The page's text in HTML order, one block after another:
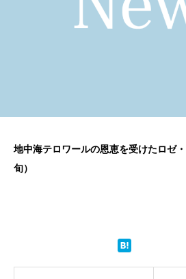
地中海テロワールの恩恵を受けたロゼ
旬）